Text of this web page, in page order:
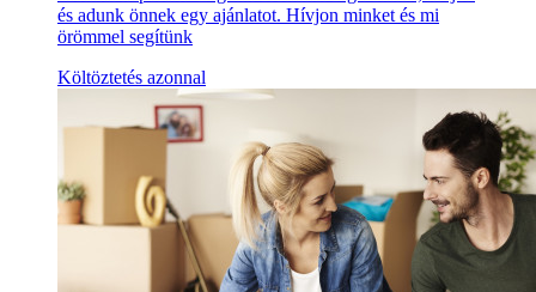
és adunk önnek egy ajánlatot. Hívjon minket és mi
örömmel segítünk
Költöztetés azonnal